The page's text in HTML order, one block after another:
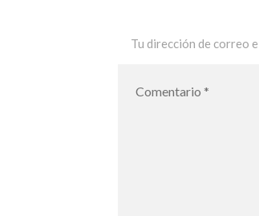
Tu dirección de correo